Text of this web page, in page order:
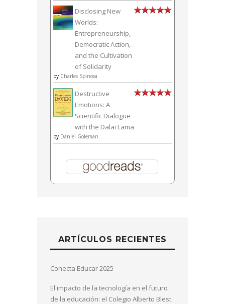
Disclosing New
Worlds:
Entrepreneurship,
Democratic Action,
and the Cultivation
of Solidarity
by Charles Spinosa
Destructive
Emotions: A
Scientific Dialogue
with the Dalai Lama
by Daniel Goleman
ARTÍCULOS RECIENTES
Conecta Educar 2025
El impacto de la tecnología en el futuro
de la educación: el Colegio Alberto Blest